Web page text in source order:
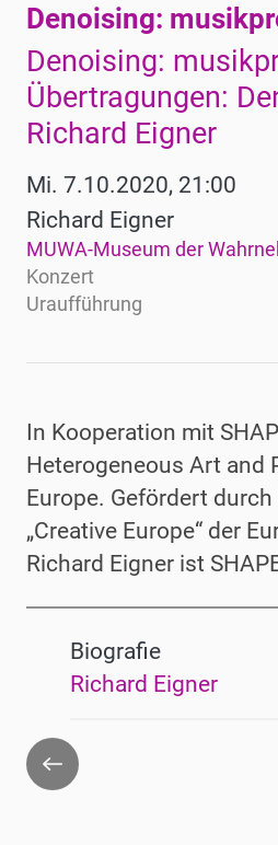
Werke
Denoising:
Denoising:
Übertragungen:
Richard Eigner
Mi. 7.10.2020, 21:00
Richard Eigner
MUWA-Museum der
Konzert
Uraufführung
In Kooperation mit
Heterogeneous Art and
Europe. Gefördert
„Creative Europe“ der
Richard Eigner ist
Biografie
Richard Eigner
Zurück